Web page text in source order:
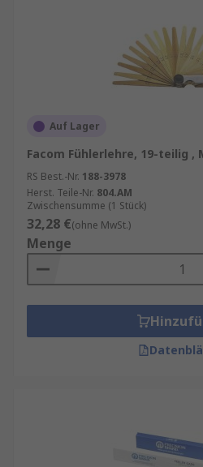
Auf Lager
Facom Fühlerlehre, 19-teilig ,
RS Best.-Nr. 188-3978
Herst. Teile-Nr. 804.AM
Zwischensumme (1 Stück)
32,28 €(ohne MwSt.)
Menge